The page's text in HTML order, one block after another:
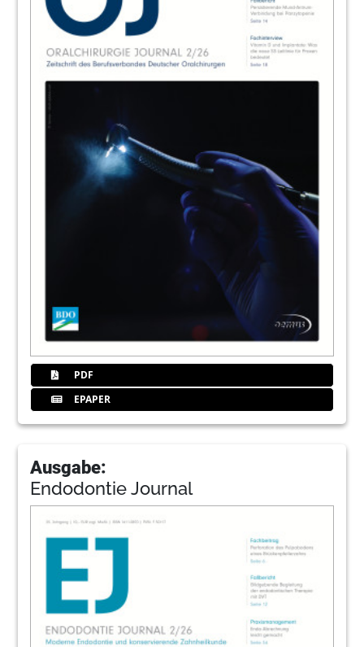
PDF
EPAPER
Ausgabe:
Endodontie Journal